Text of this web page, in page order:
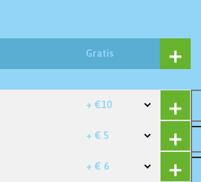
Gratis
+ €10
+ € 5
+ € 6